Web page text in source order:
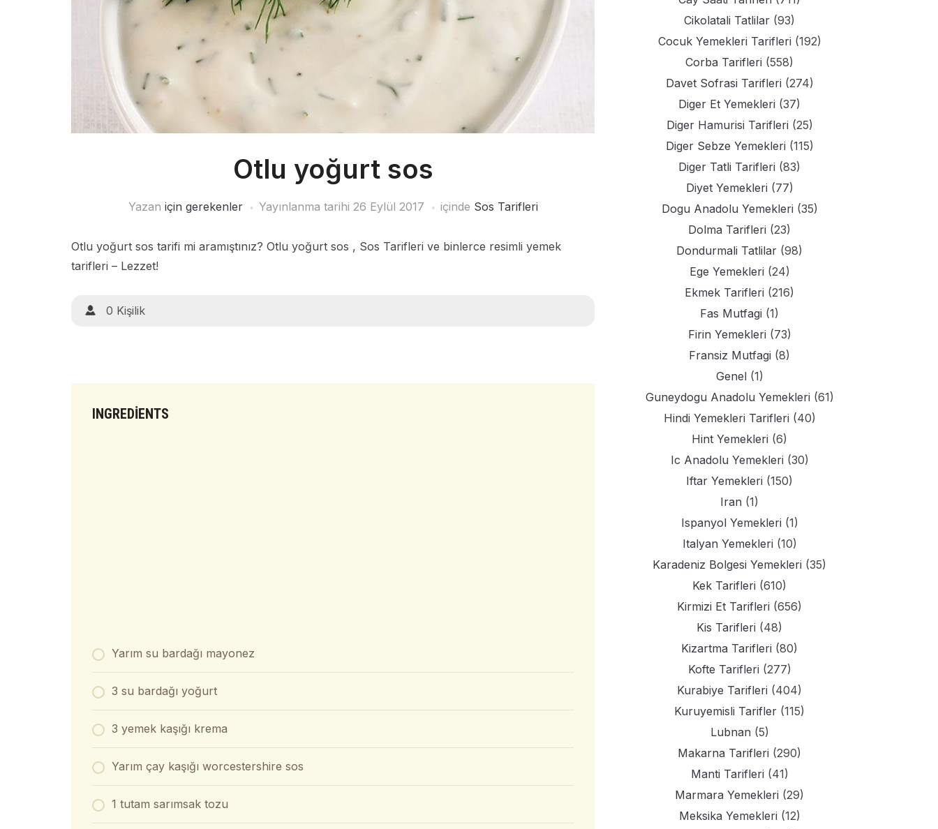
Otlu yoğurt sos
Yazan için gerekenler Yayınlanma tarihi 26 Eylül 2017 içinde Sos Tarifleri
Otlu yoğurt sos tarifi mi aramıştınız? Otlu yoğurt sos , Sos Tarifleri ve binlerce resimli yemek
tarifleri – Lezzet!
0 Kişilik
INGREDIENTS
Yarım su bardağı mayonez
3 su bardağı yoğurt
3 yemek kaşığı krema
Yarım çay kaşığı worcestershire sos
1 tutam sarımsak tozu
Cikolatali Tatlilar (93)
Cocuk Yemekleri Tarifleri (192)
Corba Tarifleri (558)
Davet Sofrasi Tarifleri (274)
Diger Et Yemekleri (37)
Diger Hamurisi Tarifleri (25)
Diger Sebze Yemekleri (115)
Diger Tatli Tarifleri (83)
Diyet Yemekleri (77)
Dogu Anadolu Yemekleri (35)
Dolma Tarifleri (23)
Dondurmali Tatlilar (98)
Ege Yemekleri (24)
Ekmek Tarifleri (216)
Fas Mutfagi (1)
Firin Yemekleri (73)
Fransiz Mutfagi (8)
Genel(1)
Guneydogu Anadolu Yemekleri (61)
Hindi Yemekleri Tarifleri (40)
Hint Yemekleri (6)
Ic Anadolu Yemekleri (30)
Iftar Yemekleri (150)
Iran (1)
Ispanyol Yemekleri (1)
Italyan Yemekleri (10)
Karadeniz Bolgesi Yemekleri (35)
Kek Tarifleri (610)
Kirmizi Et Tarifleri (656)
Kis Tarifleri (48)
Kizartma Tarifleri (80)
Kofte Tarifleri (277)
Kurabiye Tarifleri (404)
Kuruyemisli Tarifler (115)
Lubnan (5)
Makarna Tarifleri (290)
Manti Tarifleri (41)
Marmara Yemekleri (29)
Meksika Yemekleri (12)